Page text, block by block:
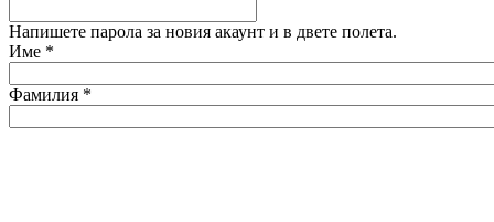
Напишете парола за новия акаунт и в двете полета.
Име *
Фамилия *